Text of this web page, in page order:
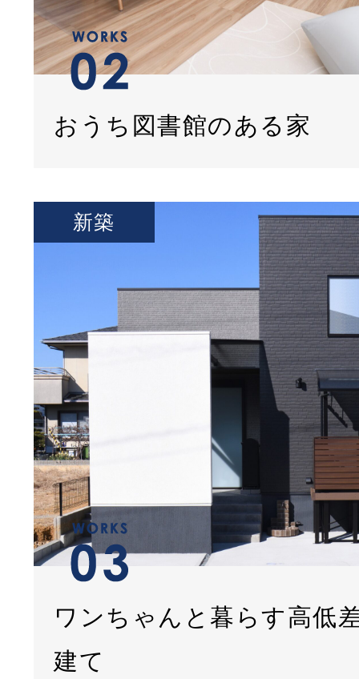
おうち図書館のある家
ワンちゃんと暮らす高低
建て
新築